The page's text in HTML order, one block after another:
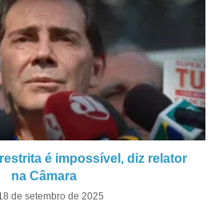
é impossível, diz relator
na Câmara
de setembro de 2025